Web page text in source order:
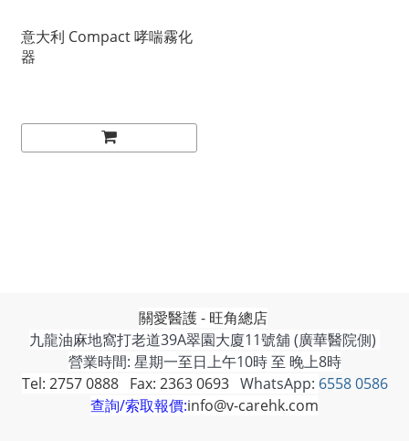
意大利 Compact 哮喘霧化
器
關愛醫護 - 旺角總店
九龍油麻地窩打老道39A翠園大廈11號舖 (廣華醫院側)
營業時間: 星期一至日上午10時 至 晚上8時
Tel: 2757 0888 Fax: 2363 0693WhatsApp: 6558 0586
查詢/索取報價:info@v-carehk.com